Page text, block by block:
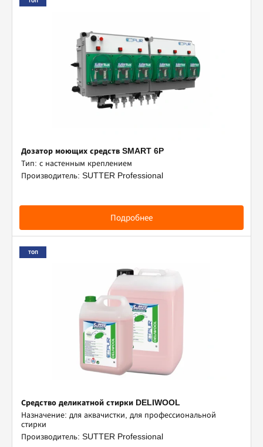
Дозатор моющих средств SMART 6P
Тип: с настенным креплением
Производитель: SUTTER Professional
Подробнее
ТОП
Средство деликатной стирки DELIWOOL
Назначение: для аквачистки, для профессиональной
стирки
Производитель: SUTTER Professional